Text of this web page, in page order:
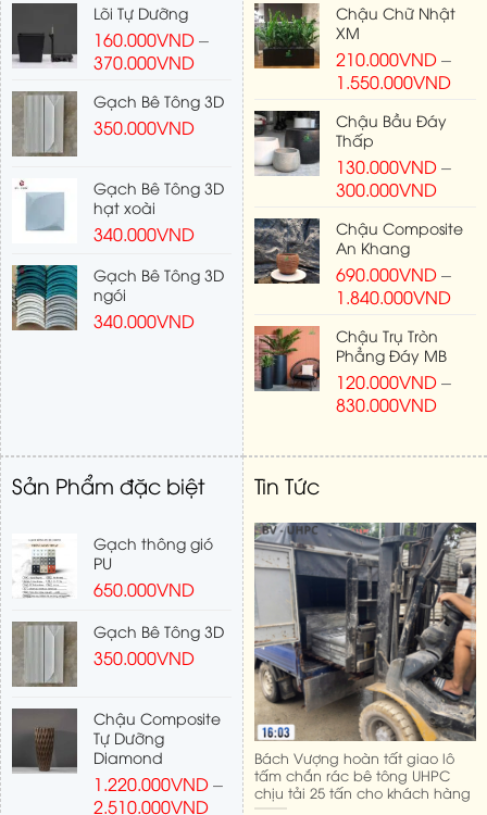
Lõi Tự Dưỡng
160.000VND–
370.000VND
Gạch Bê Tông 3D
350.000VND
Gạch Bê Tông 3D
hạt xoài
340.000VND
Gạch Bê Tông 3D
ngói
340.000VND
Chậu Chữ Nhật
XM
210.000VND–
1.550.000VND
Chậu Bầu Đáy
Thấp
130.000VND–
300.000VND
Chậu Composite
An Khang
690.000VND–
1.840.000VND
Chậu Trụ Tròn
Phẳng Đáy MB
120.000VND–
830.000VND
Sản Phẩm đặc biệt
Gạch thông gió
PU
650.000VND
Gạch Bê Tông 3D
350.000VND
Chậu Composite
Tự Dưỡng
Diamond
1.220.000VND–
2.510.000VND
Tin Tức
Bách Vượng hoàn tất giao lô
tấm chắn rác bê tông UHPC
chịu tải 25 tấn cho khách hàng